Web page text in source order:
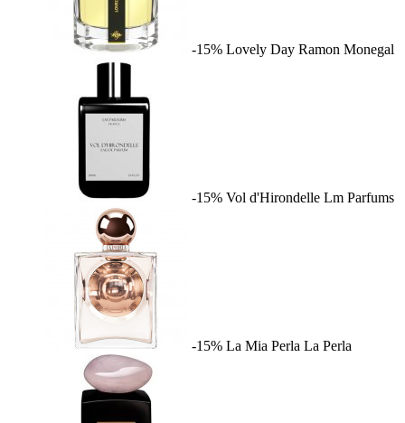
-15% Lovely Day Ramon Monegal
-15% Vol d'Hirondelle Lm Parfums
-15% La Mia Perla La Perla